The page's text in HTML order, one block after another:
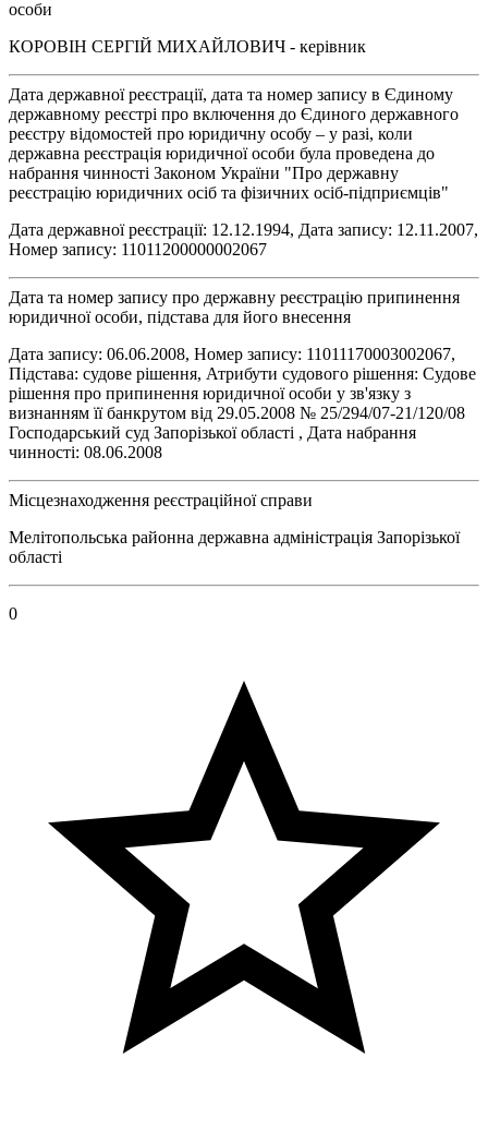
особи
КОРОВІН СЕРГІЙ МИХАЙЛОВИЧ - керівник
Дата державної реєстрації, дата та номер запису в Єдиному
державному реєстрі про включення до Єдиного державного
реєстру відомостей про юридичну особу – у разі, коли
державна реєстрація юридичної особи була проведена до
набрання чинності Законом України "Про державну
реєстрацію юридичних осіб та фізичних осіб-підприємців"
Дата державної реєстрації: 12.12.1994, Дата запису: 12.11.2007,
Номер запису: 11011200000002067
Дата та номер запису про державну реєстрацію припинення
юридичної особи, підстава для його внесення
Дата запису: 06.06.2008, Номер запису: 11011170003002067,
Підстава: судове рішення, Атрибути судового рішення: Судове
рішення про припинення юридичної особи у зв'язку з
визнанням її банкрутом від 29.05.2008 № 25/294/07-21/120/08
Господарський суд Запорізької області , Дата набрання
чинності: 08.06.2008
Місцезнаходження реєстраційної справи
Мелітопольська районна державна адміністрація Запорізької
області
0